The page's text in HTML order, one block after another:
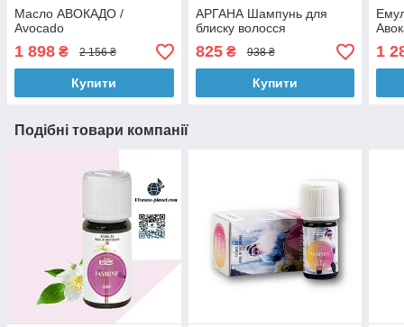
Масло АВОКАДО /
Avocado
1 898 ₴ 2 156 ₴
Купити
АРГАНА Шампунь для
блиску волосся
825₴ 938 ₴
Купити
1
Подібні товари компанії